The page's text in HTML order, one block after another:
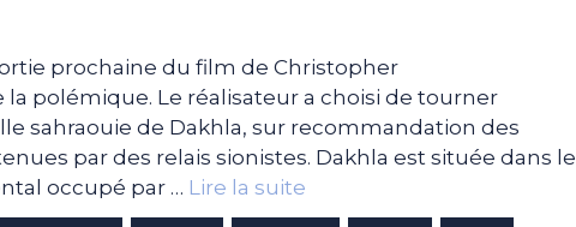
prochaine du film de Christopher
la polémique. Le réalisateur a choisi de tourner
sahraouie de Dakhla, sur recommandation des
par des relais sionistes. Dakhla est située dans le
occupé par … Lire la suite